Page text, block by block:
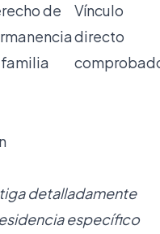
de
familia
Vínculo
directo
detalladamente
específico